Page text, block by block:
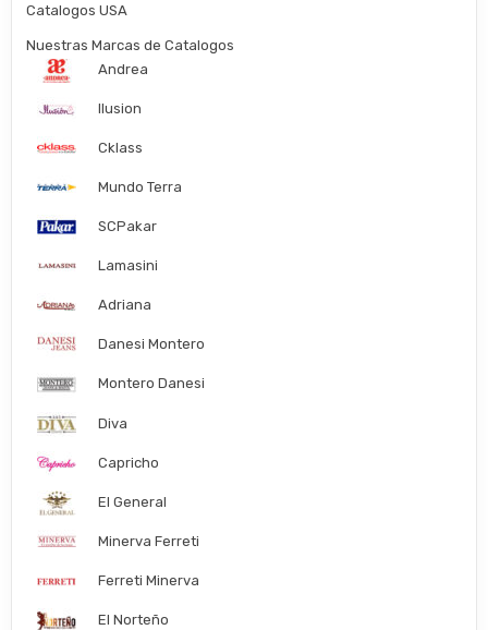
Catalogos USA
Nuestras Marcas de Catalogos
Andrea
Ilusion
Cklass
Mundo Terra
SCPakar
Lamasini
Adriana
Danesi Montero
Montero Danesi
Diva
Capricho
El General
Minerva Ferreti
Ferreti Minerva
El Norteño